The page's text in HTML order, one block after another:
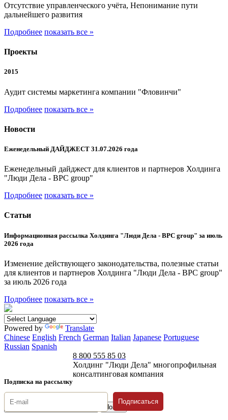
Отсутствие управленческого учёта, Непонимание пути
дальнейшего развития
Подробнее показать все »
Проекты
2015
Аудит системы маркетинга компании "Фловинчи"
Подробнее показать все »
Новости
Еженедельный ДАЙДЖЕСТ 31.07.2026 года
Еженедельный дайджест для клиентов и партнеров Холдинга
"Люди Дела - BPC group"
Подробнее показать все »
Статьи
Информационная рассылка Холдинга "Люди Дела - BPC group" за июль
2026 года
Изменение действующего законодательства, полезные статьи
для клиентов и партнеров Холдинга "Люди Дела - BPC group"
за июль 2026 года
Подробнее показать все »
Powered by
Translate
Chinese English French German Italian Japanese Portuguese
Russian Spanish
Подписка на рассылку
8 800 555 85 03
Холдинг "Люди Дела" многопрофильная
консалтинговая компания
Подписаться